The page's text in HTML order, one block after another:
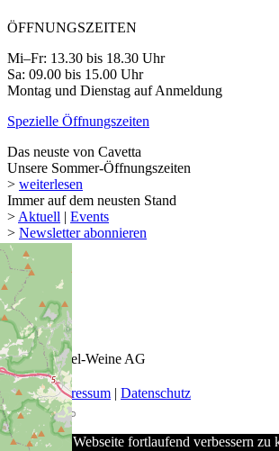
ÖFFNUNGSZEITEN
Mi–Fr: 13.30 bis 18.30 Uhr
Sa: 09.00 bis 15.00 Uhr
Montag und Dienstag auf Anmeldung
Spezielle Öffnungszeiten
Das neuste von Cavetta
Unsere Sommer-Öffnungszeiten
> weiterlesen
Immer auf dem neusten Stand
> Aktuell | Events
> Newsletter abonnieren
© 2026 Keel-Weine AG
AGB|Impressum | Datenschutz
Um unsere Webseite fortlaufend verbessern zu